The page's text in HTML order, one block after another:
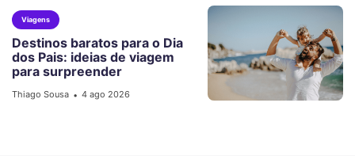
Viagens
Destinos baratos para o Dia
dos Pais: ideias de viagem
para surpreender
Thiago Sousa • 4 ago 2026